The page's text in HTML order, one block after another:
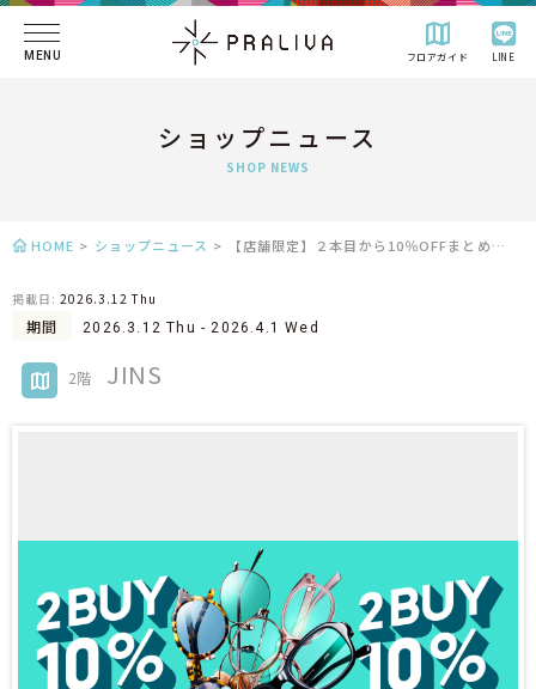
MENU フロアガイド LINE
ショップニュース
SHOP NEWS
HOME > ショップニュース > 【店舗限定】２本目から10％OFFまとめ買いキャンペーン実施中！
掲載日: 2026.3.12 Thu
期間 2026.3.12 Thu - 2026.4.1 Wed
2階 JINS